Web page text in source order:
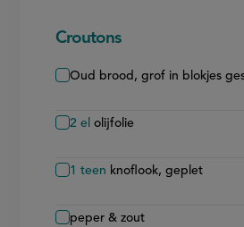
Croutons
Oud brood, grof in blokjes
2 el olijfolie
1 teen knoflook, geplet
peper & zout